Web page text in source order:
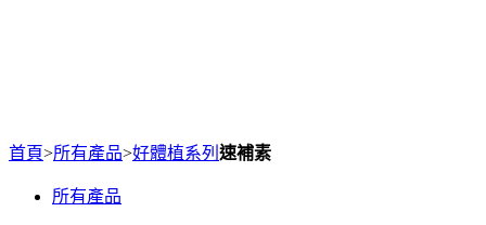
首頁>所有產品>好體植系列 速補素
所有產品